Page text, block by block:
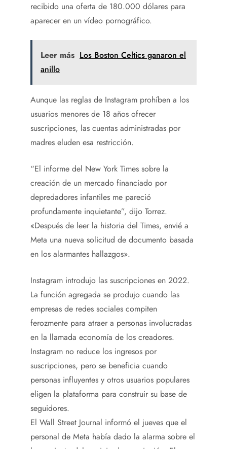
recibido una oferta de 180.000 dólares para
aparecer en un vídeo pornográfico.
Leer más Los Boston Celtics ganaron el
anillo
Aunque las reglas de Instagram prohíben a los
usuarios menores de 18 años ofrecer
suscripciones, las cuentas administradas por
madres eluden esa restricción.
“El informe del New York Times sobre la
creación de un mercado financiado por
depredadores infantiles me pareció
profundamente inquietante”, dijo Torrez.
«Después de leer la historia del Times, envié a
Meta una nueva solicitud de documento basada
en los alarmantes hallazgos».
Instagram introdujo las suscripciones en 2022.
La función agregada se produjo cuando las
empresas de redes sociales compiten
ferozmente para atraer a personas involucradas
en la llamada economía de los creadores.
Instagram no reduce los ingresos por
suscripciones, pero se beneficia cuando
personas influyentes y otros usuarios populares
eligen la plataforma para construir su base de
seguidores.
El Wall Street Journal informó el jueves que el
personal de Meta había dado la alarma sobre el